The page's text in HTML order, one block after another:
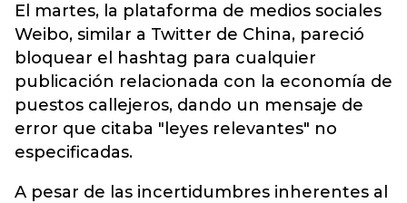
El martes, la plataforma de medios sociales
Weibo, similar a Twitter de China, pareció
bloquear el hashtag para cualquier
publicación relacionada con la economía de
puestos callejeros, dando un mensaje de
error que citaba "leyes relevantes" no
especificadas.
A pesar de las incertidumbres inherentes al